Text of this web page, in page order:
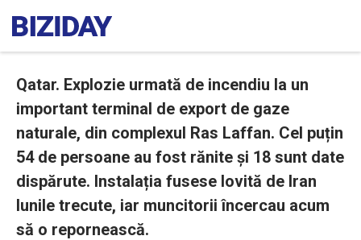
Qatar. Explozie urmată de incendiu la un
important terminal de export de gaze
naturale, din complexul Ras Laffan. Cel puțin
54 de persoane au fost rănite și 18 sunt date
dispărute. Instalația fusese lovită de Iran
lunile trecute, iar muncitorii încercau acum
să o repornească.